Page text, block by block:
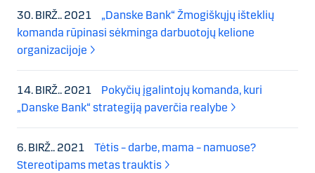
30. BIRŽ.. 2021
„Danske Bank“ Žmogiškųjų išteklių
komanda rūpinasi sėkminga darbuotojų kelione
organizacijoje
14. BIRŽ.. 2021
Pokyčių įgalintojų komanda, kuri
„Danske Bank“ strategiją paverčia realybe
6. BIRŽ.. 2021
Tėtis – darbe, mama – namuose?
Stereotipams metas trauktis